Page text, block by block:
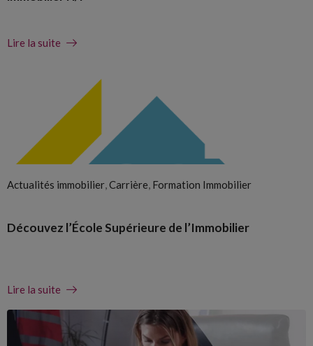
Lire la suite
Actualités immobilier Carrière Formation Immobilier
Découvez l’École Supérieure de l’Immobilier
Lire la suite